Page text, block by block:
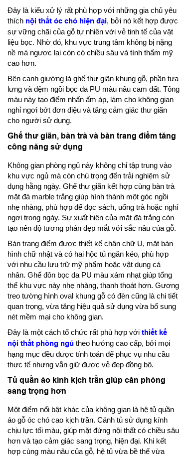
Đây là kiểu xử lý rất phù hợp với những gia chủ yêu
thích nội thất óc chó hiện đại, bởi nó kết hợp được
sự vững chãi của gỗ tự nhiên với vẻ tinh tế của vật
liệu bọc. Nhờ đó, khu vực trung tâm không bị nặng
nề mà ngược lại còn có chiều sâu và tính thẩm mỹ
cao hơn.
Bên cạnh giường là ghế thư giãn khung gỗ, phần tựa
lưng và đệm ngồi bọc da PU màu nâu cam đất. Tông
màu này tạo điểm nhấn ấm áp, làm cho không gian
nghỉ ngơi bớt đơn điệu và tăng cảm giác thư giãn
cho người sử dụng.
Ghế thư giãn, bàn trà và bàn trang điểm tăng
công năng sử dụng
Không gian phòng ngủ này không chỉ tập trung vào
khu vực ngủ mà còn chú trọng đến trải nghiệm sử
dụng hằng ngày. Ghế thư giãn kết hợp cùng bàn trà
mặt đá marble trắng giúp hình thành một góc ngồi
nhẹ nhàng, phù hợp để đọc sách, uống trà hoặc nghỉ
ngơi trong ngày. Sự xuất hiện của mặt đá trắng còn
tạo nên độ tương phản đẹp mắt với sắc nâu của gỗ.
Bàn trang điểm được thiết kế chân chữ U, mặt bàn
hình chữ nhật và có hai hộc tủ ngăn kéo, phù hợp
với nhu cầu lưu trữ mỹ phẩm hoặc vật dụng cá
nhân. Ghế đôn bọc da PU màu xám nhạt giúp tổng
thể khu vực này nhẹ nhàng, thanh thoát hơn. Gương
treo tường hình oval khung gỗ có đèn cũng là chi tiết
quan trọng, vừa tăng hiệu quả sử dụng vừa bổ sung
nét mềm mại cho không gian.
Đây là một cách tổ chức rất phù hợp với thiết kế
nội thất phòng ngủ theo hướng cao cấp, bởi mọi
hạng mục đều được tính toán để phục vụ nhu cầu
thực tế nhưng vẫn giữ được vẻ đẹp đồng bộ.
Tủ quần áo kính kịch trần giúp căn phòng
sang trọng hơn
Một điểm nổi bật khác của không gian là hệ tủ quần
áo gỗ óc chó cao kịch trần. Cánh tủ sử dụng kính
chịu lực tối màu, giúp mặt đứng nội thất có chiều sâu
hơn và tạo cảm giác sang trọng, hiện đại. Khi kết
hợp cùng màu nâu của gỗ, hệ tủ vừa bề thế vừa